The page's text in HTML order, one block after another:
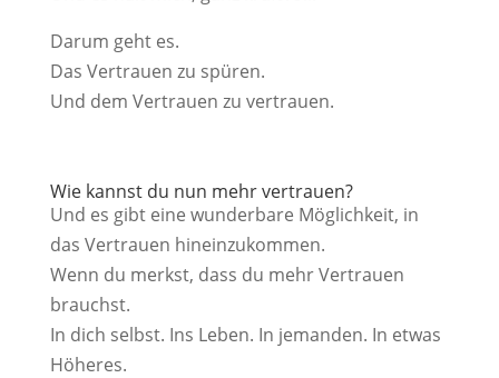
Darum geht es.
Das Vertrauen zu spüren.
Und dem Vertrauen zu vertrauen.
Wie kannst du nun mehr vertrauen?
Und es gibt eine wunderbare Möglichkeit, in
das Vertrauen hineinzukommen.
Wenn du merkst, dass du mehr Vertrauen
brauchst.
In dich selbst. Ins Leben. In jemanden. In etwas
Höheres.